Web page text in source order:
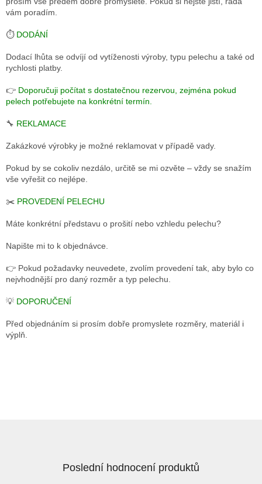
vám poradím.
⏱️ DODÁNÍ
Dodací lhůta se odvíjí od vytíženosti výroby, typu pelechu a také od
rychlosti platby.
👉 Doporučuji počítat s dostatečnou rezervou, zejména pokud
pelech potřebujete na konkrétní termín.
🔧 REKLAMACE
Zakázkové výrobky je možné reklamovat v případě vady.
Pokud by se cokoliv nezdálo, určitě se mi ozvěte – vždy se snažím
vše vyřešit co nejlépe.
✂️ PROVEDENÍ PELECHU
Máte konkrétní představu o prošití nebo vzhledu pelechu?
Napište mi to k objednávce.
👉 Pokud požadavky neuvedete, zvolím provedení tak, aby bylo co
nejvhodnější pro daný rozměr a typ pelechu.
💡 DOPORUČENÍ
Před objednáním si prosím dobře promyslete rozměry, materiál i
výplň.
Poslední hodnocení produktů